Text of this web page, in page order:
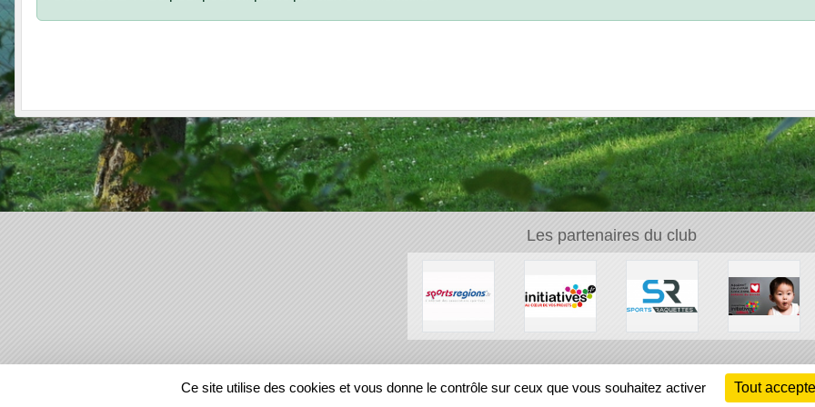
Les partenaires du club
REGIONS
Ce site utilise des cookies et vous donne le contrôle sur ceux que vous souhaitez activer Tout